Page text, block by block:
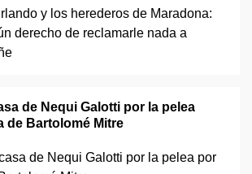
de Nequi Galotti por la pelea
de Bartolomé Mitre